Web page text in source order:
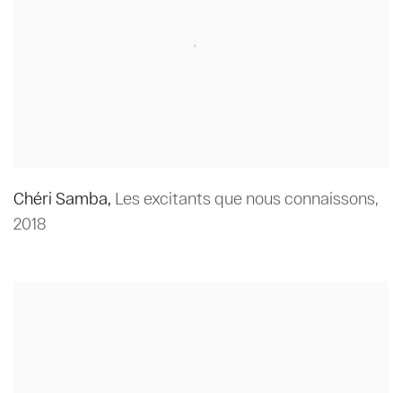
Chéri Samba, Les excitants que nous connaissons,
2018